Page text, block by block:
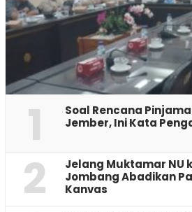
1
‎Soal Rencana
Jember, Ini Kata
2
Jelang Muktamar NU
Jombang Abadikan
Kanvas